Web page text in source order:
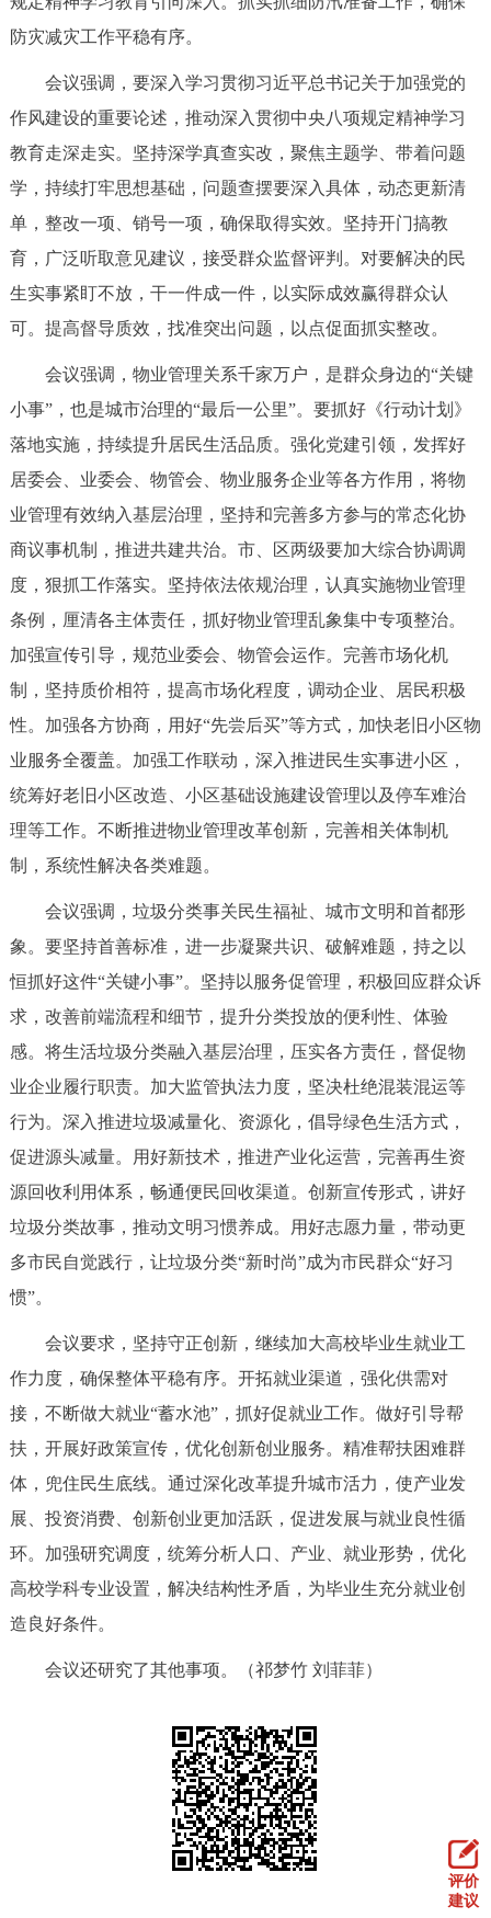
绿色北京 图说北京 视频北京
多语种
ENGLISH 한국어 日本語
DEUTSCH FRANÇAIS РУССКИЙ ЯЗЫК
ESPAÑOL العربية PORTUGUÊS
回到顶部
防灾减灾工作平稳有序。
会议强调，要深入学习贯彻习近平总书记关于加强党的
作风建设的重要论述，推动深入贯彻中央八项规定精神学习
教育走深走实。坚持深学真查实改，聚焦主题学、带着问题
学，持续打牢思想基础，问题查摆要深入具体，动态更新清
单，整改一项、销号一项，确保取得实效。坚持开门搞教
育，广泛听取意见建议，接受群众监督评判。对要解决的民
生实事紧盯不放，干一件成一件，以实际成效赢得群众认
可。提高督导质效，找准突出问题，以点促面抓实整改。
会议强调，物业管理关系千家万户，是群众身边的“关键
小事”，也是城市治理的“最后一公里”。要抓好《行动计划》
落地实施，持续提升居民生活品质。强化党建引领，发挥好
居委会、业委会、物管会、物业服务企业等各方作用，将物
业管理有效纳入基层治理，坚持和完善多方参与的常态化协
商议事机制，推进共建共治。市、区两级要加大综合协调调
度，狠抓工作落实。坚持依法依规治理，认真实施物业管理
条例，厘清各主体责任，抓好物业管理乱象集中专项整治。
加强宣传引导，规范业委会、物管会运作。完善市场化机
制，坚持质价相符，提高市场化程度，调动企业、居民积极
性。加强各方协商，用好“先尝后买”等方式，加快老旧小区物
业服务全覆盖。加强工作联动，深入推进民生实事进小区，
统筹好老旧小区改造、小区基础设施建设管理以及停车难治
理等工作。不断推进物业管理改革创新，完善相关体制机
制，系统性解决各类难题。
会议强调，垃圾分类事关民生福祉、城市文明和首都形
象。要坚持首善标准，进一步凝聚共识、破解难题，持之以
恒抓好这件“关键小事”。坚持以服务促管理，积极回应群众诉
求，改善前端流程和细节，提升分类投放的便利性、体验
感。将生活垃圾分类融入基层治理，压实各方责任，督促物
业企业履行职责。加大监管执法力度，坚决杜绝混装混运等
行为。深入推进垃圾减量化、资源化，倡导绿色生活方式，
促进源头减量。用好新技术，推进产业化运营，完善再生资
源回收利用体系，畅通便民回收渠道。创新宣传形式，讲好
垃圾分类故事，推动文明习惯养成。用好志愿力量，带动更
多市民自觉践行，让垃圾分类“新时尚”成为市民群众“好习
惯”。
会议要求，坚持守正创新，继续加大高校毕业生就业工
作力度，确保整体平稳有序。开拓就业渠道，强化供需对
接，不断做大就业“蓄水池”，抓好促就业工作。做好引导帮
扶，开展好政策宣传，优化创新创业服务。精准帮扶困难群
体，兜住民生底线。通过深化改革提升城市活力，使产业发
展、投资消费、创新创业更加活跃，促进发展与就业良性循
环。加强研究调度，统筹分析人口、产业、就业形势，优化
高校学科专业设置，解决结构性矛盾，为毕业生充分就业创
造良好条件。
会议还研究了其他事项。（祁梦竹 刘菲菲）
评价
建议